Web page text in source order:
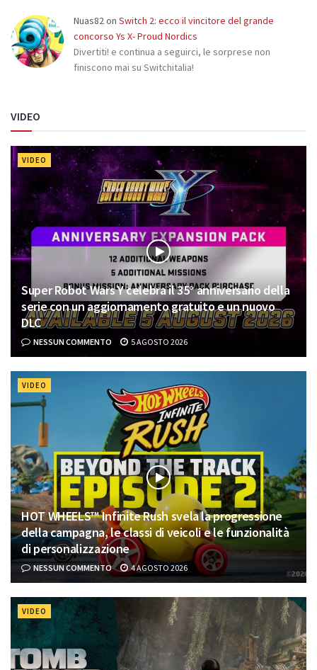
Nuas82on Switch 2: ecco il vincitore del grande
concorso Ys X- Proud Nordics
Divertiti! e continua a seguirci, le sorprese non
finiscono mai su Switchitalia!
VIDEO
VIDEO
Super Robot Wars Y celebra il 35° anniversario della
serie con un aggiornamento gratuito e un nuovo
DLC
NESSUN COMMENTO 5 AGOSTO 2026
VIDEO
HOT WHEELS™ Infinite Rush svela la progressione
della campagna, le classi di veicoli e le funzionalità
di personalizzazione
NESSUN COMMENTO 4 AGOSTO 2026
VIDEO